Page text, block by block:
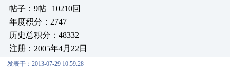
帖子：9帖 | 10210回
年度积分：2747
历史总积分：48332
注册：2005年4月22日
发表于：2013-07-29 10:59:28